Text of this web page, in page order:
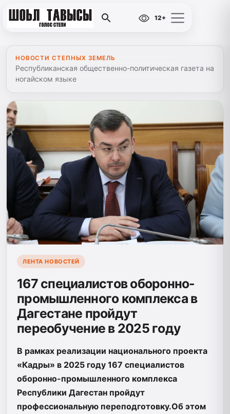
12+
НОВОСТИ СТЕПНЫХ ЗЕМЕЛЬ
Республиканская общественно-политическая газета на
ногайском языке
ЛЕНТА НОВОСТЕЙ
167 специалистов оборонно-
промышленного комплекса в
Дагестане пройдут
переобучение в 2025 году
В рамках реализации национального проекта
«Кадры» в 2025 году 167 специалистов
оборонно-промышленного комплекса
Республики Дагестан пройдут
профессиональную переподготовку.Об этом